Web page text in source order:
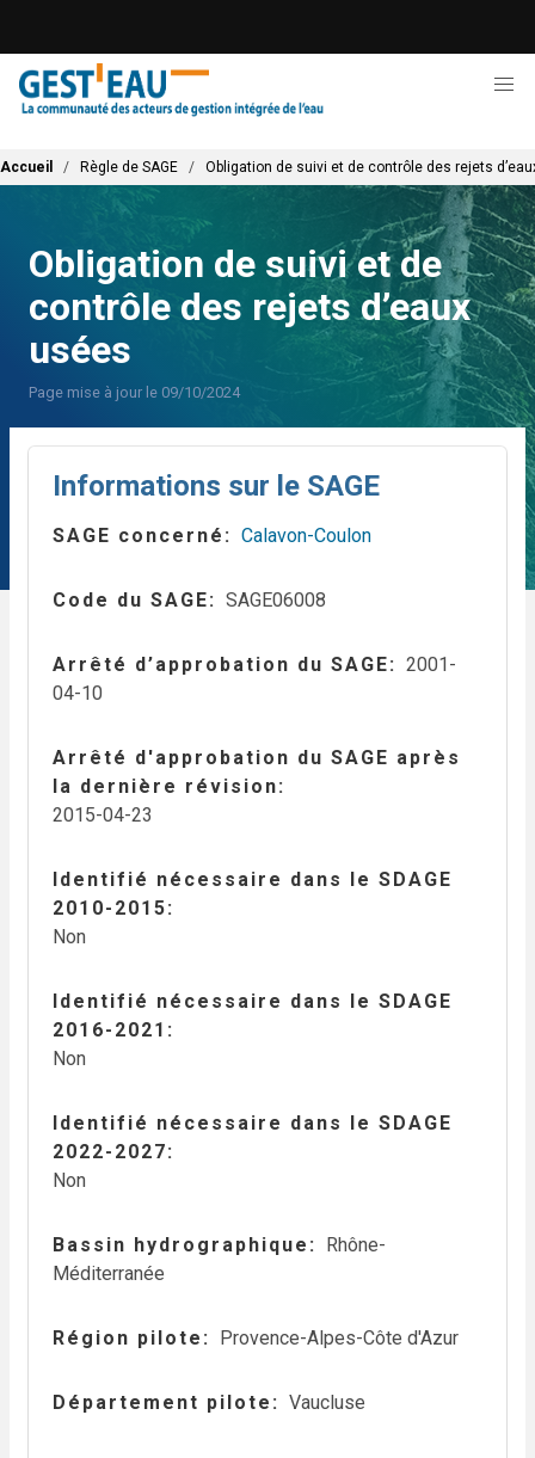
contenu
principal
Fil d'Ariane
Accueil Règle de SAGE Obligation de suivi et de contrôle des rejets
Obligation de suivi et de
contrôle des rejets d’eaux
usées
Page mise à jour le 09/10/2024
Informations sur le SAGE
SAGE concerné Calavon-Coulon
Code du SAGE SAGE06008
Arrêté d’approbation du SAGE
2001-
04-10
Arrêté d'approbation du SAGE après
la dernière révision
2015-04-23
Identifié nécessaire dans le SDAGE
2010-2015
Non
Identifié nécessaire dans le SDAGE
2016-2021
Non
Identifié nécessaire dans le SDAGE
2022-2027
Non
Bassin hydrographique
Rhône-
Méditerranée
Région pilote Provence-Alpes-Côte d'Azur
Département pilote Vaucluse